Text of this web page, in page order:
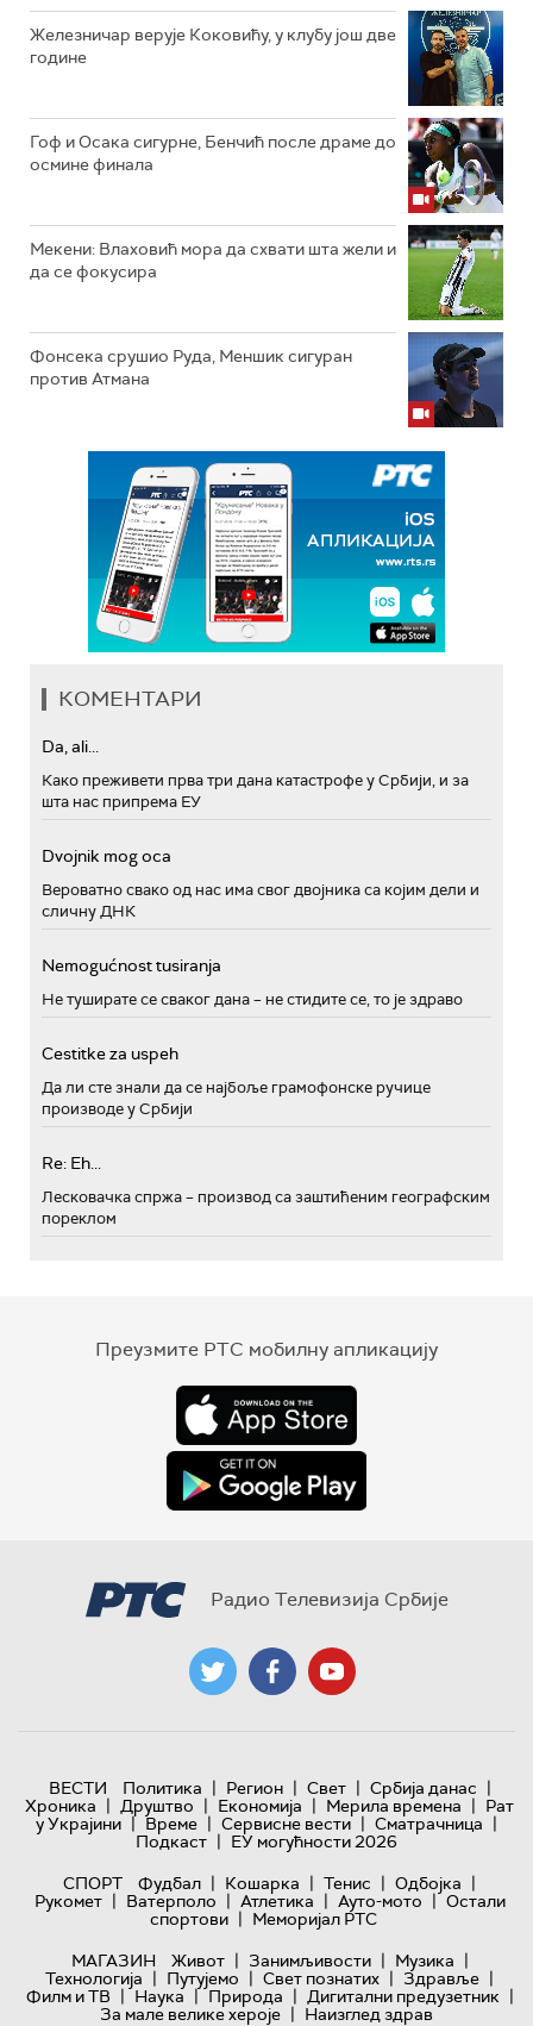
Железничар верује Коковићу, у клубу још две
године
Гоф и Осака сигурне, Бенчић после драме до
осмине финала
Мекени: Влаховић мора да схвати шта жели и
да се фокусира
Фонсека срушио Руда, Меншик сигуран
против Атмана
КОМЕНТАРИ
Da, ali...
Како преживети прва три дана катастрофе у Србији, и за
шта нас припрема ЕУ
Dvojnik mog oca
Вероватно свако од нас има свог двојника са којим дели и
сличну ДНК
Nemogućnost tusiranja
Не туширате се сваког дана – не стидите се, то је здраво
Cestitke za uspeh
Да ли сте знали да се најбоље грамофонске ручице
производе у Србији
Re: Eh...
Лесковачка спржа – производ са заштићеним географским
пореклом
Преузмите РТС мобилну апликацију
Радио Телевизија Србије
ВЕСТИ Политика | Регион | Свет | Србија данас |
Хроника | Друштво | Економија | Мерила времена | Рат
у Украјини | Време | Сервисне вести | Сматрачница |
Подкаст | ЕУ могућности 2026
СПОРТ
Фудбал | Кошарка | Тенис | Одбојка |
Рукомет | Ватерполо | Атлетика | Ауто-мото | Остали
спортови | Меморијал РТС
МАГАЗИН
Живот | Занимљивости | Музика |
Технологијa | Путујемо | Свет познатих | Здравље |
Филм и ТВ | Наука | Природа | Дигитални предузетник |
За мале велике хероје | Наизглед здрав